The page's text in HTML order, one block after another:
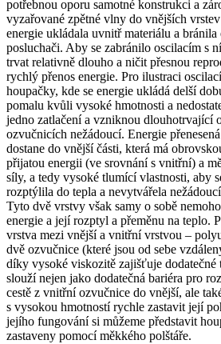
potřebnou oporu samotné konstrukci a
vyzařované zpětné vlny do vnějších
energie ukládala uvnitř materiálu a
posluchači. Aby se zabránilo oscilacím s
trvat relativně dlouho a ničit přesnou
rychlý přenos energie. Pro ilustraci
houpačky, kde se energie ukládá delší
pomalu kvůli vysoké hmotnosti a
jedno zatlačení a vzniknou dlouhotrvající
ozvučnicích nežádoucí. Energie
dostane do vnější části, která má
přijatou energii (ve srovnání s vnitřní) a
síly, a tedy vysoké tlumící vlastnosti, aby
rozptýlila do tepla a nevytvářela
Tyto dvě vrstvy však samy o sobě
energie a její rozptyl a přeměnu na teplo.
vrstva mezi vnější a vnitřní vrstvou –
dvě ozvučnice (které jsou od sebe
díky vysoké viskozitě zajišťuje dodatečné
slouží nejen jako dodatečná bariéra pro
cestě z vnitřní ozvučnice do vnější, ale
s vysokou hmotností rychle zastavit její
jejího fungování si můžeme představit
zastaveny pomocí měkkého polštáře.